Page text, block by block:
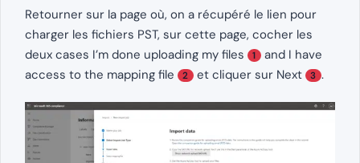
Retourner sur la page où, on a récupéré le lien pour
charger les fichiers PST, sur cette page, cocher les
deux cases I’m done uploading my files
1 and I have
access to the mapping file
2 et cliquer sur Next 3 .